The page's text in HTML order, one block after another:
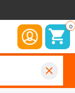
0
close